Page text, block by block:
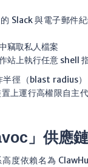
Slack 與電子郵件
竊取私人檔案
站上執行任意 shell
半徑（blast radius
上運行高權限自主
」供應
度依賴名為